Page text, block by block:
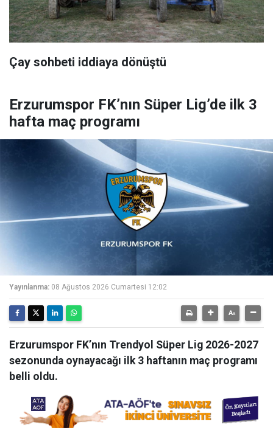
Çay sohbeti iddiaya dönüştü
Erzurumspor FK’nın Süper Lig’de ilk 3
hafta maç programı
Yayınlanma: 08 Ağustos 2026 Cumartesi 12:02
Erzurumspor FK’nın Trendyol Süper Lig 2026-2027
sezonunda oynayacağı ilk 3 haftanın maç programı
belli oldu.